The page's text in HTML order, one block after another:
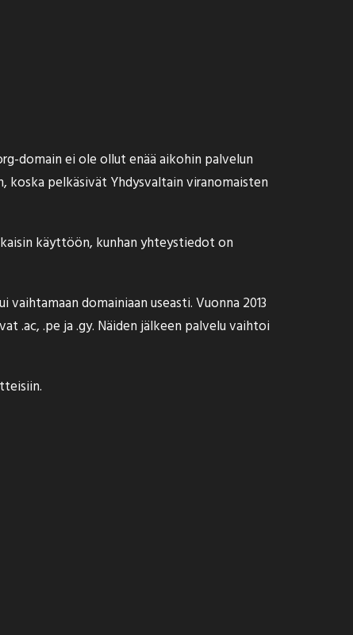
domain ei ole ollut enää aikohin palvelun
koska pelkäsivät Yhdysvaltain viranomaisten
käyttöön, kunhan yhteystiedot on
domainiaan useasti. Vuonna 2013
.ac, .pe ja .gy. Näiden jälkeen palvelu vaihtoi